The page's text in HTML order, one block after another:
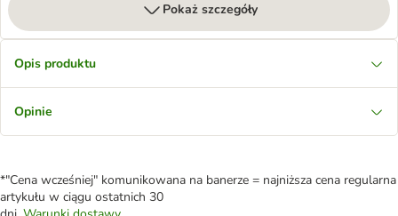
Pokaż szczegóły
Opis produktu
Opinie
*"Cena wcześniej" komunikowana na banerze = najniższa cena regularna
artykułu w ciągu ostatnich 30